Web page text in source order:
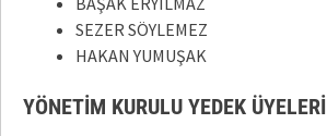
SEZER SÖYLEMEZ
HAKAN YUMUŞAK
YÖNETİM KURULU YEDEK ÜYELERİ